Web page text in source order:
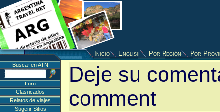
Inicio English Por Región Por
Deje su
comment
Buscar en ATN
Foro
Clasificados
Relatos de viajes
Sugerir Sitios